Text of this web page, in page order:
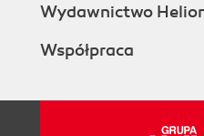
Wydawnictwo
Współpraca